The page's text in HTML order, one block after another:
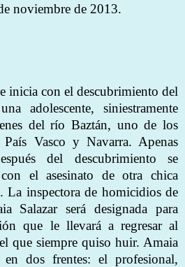
noviembre de 2013.
inicia con el descubrimiento del
adolescente, siniestramente
del río Baztán, uno de los
Vasco y Navarra. Apenas
del descubrimiento se
el asesinato de otra chica
La inspectora de homicidios de
Salazar será designada para
que le llevará a regresar al
que siempre quiso huir. Amaia
dos frentes: el profesional,